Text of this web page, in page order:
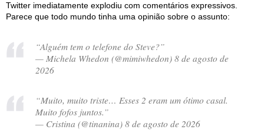
Twitter imediatamente explodiu com comentários expressivos.
Parece que todo mundo tinha uma opinião sobre o assunto:
“Alguém tem o telefone do Steve?”
— Michela Whedon (@mimiwhedon) 8 de agosto de
2026
“Muito, muito triste… Esses 2 eram um ótimo casal.
Muito fofos juntos.”
— Cristina (@tinanina) 8 de agosto de 2026